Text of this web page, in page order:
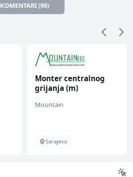
KOMENTARI (90)
Monter centralnog
grijanja (m)
Mountain
Sarajevo